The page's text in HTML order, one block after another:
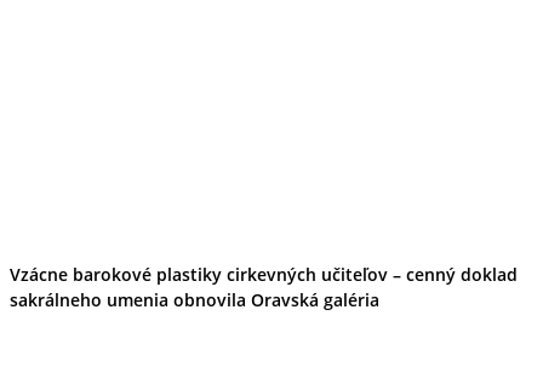
Vzácne barokové plastiky cirkevných učiteľov – cenný doklad
sakrálneho umenia obnovila Oravská galéria